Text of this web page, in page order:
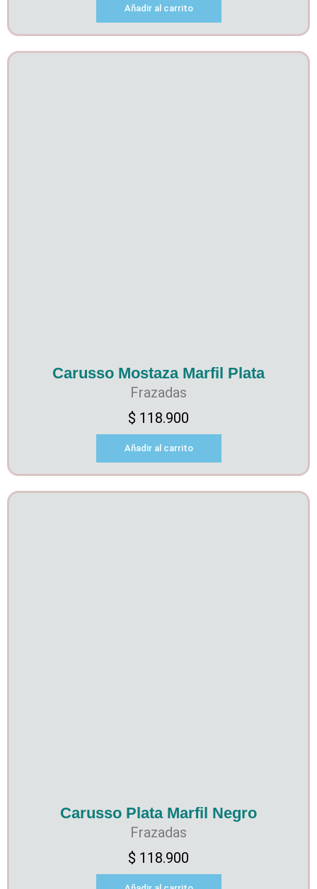
Añadir al carrito
Carusso Mostaza Marfil Plata
Frazadas
$ 118.900
Añadir al carrito
Carusso Plata Marfil Negro
Frazadas
$ 118.900